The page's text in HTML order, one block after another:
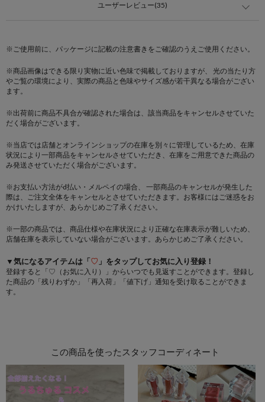
ユーザーレビュー(35)
※ご使用前に、パッケージに記載の注意書きをご確認のうえご使用ください。
※商品画像はできる限り実物に近い色味で掲載しておりますが、 光の当たり方
やご覧の環境により、実際の商品と色味やサイズ感が若干異なる場合がござい
ます。
※出荷前に商品不具合が確認された場合は、該当商品をキャンセルさせていた
だく場合がございます。
※当店では店舗とオンラインショップの在庫を別々に管理しているため、在庫
状況により一部商品をキャンセルさせていただき、在庫をご用意できた商品の
み発送させていただく場合がございます。
※お支払い方法がd払い・メルペイの場合、 一部商品のキャンセルが発生した
際は、ご注文全体をキャンセルとさせていただきます。お客様にはご迷惑をお
かけいたしますが、あらかじめご了承ください。
※一部の商品では、商品仕様や在庫状況により正確な在庫表示が難しいため、
店舗在庫を表示していない場合がございます。あらかじめご了承ください。
▼気になるアイテムは「♡ 」をタップしてお気に入り登録！
登録すると「♡（お気に入り）」からいつでも見返すことができます。登録し
た商品の「残りわずか」「再入荷」「値下げ」通知を受け取ることができま
す。
この商品を使ったスタッフコーディネート